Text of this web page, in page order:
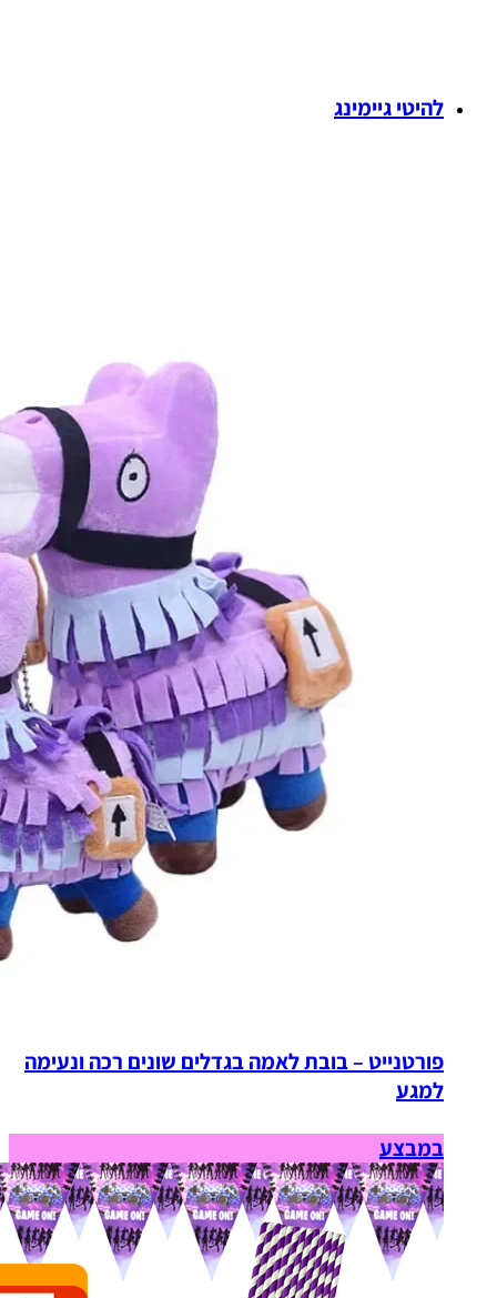
להיטי גיימינג
פורטנייט – בובת לאמה בגדלים שונים רכה ונעימה
למגע
במבצע